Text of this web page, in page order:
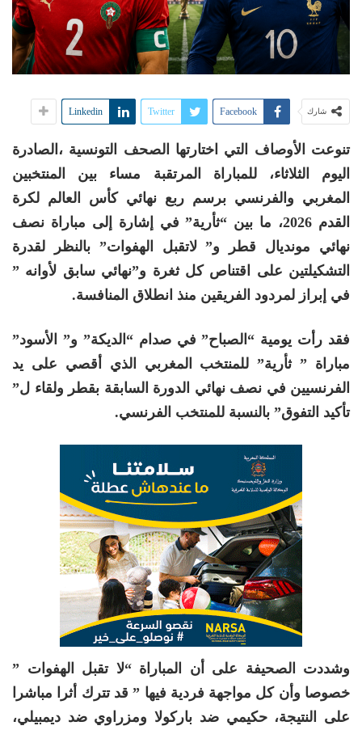
شارك Facebook
Twitter
Linkedin
تنوعت الأوصاف التي اختارتها الصحف التونسية ،الصادرة
اليوم الثلاثاء، للمباراة المرتقبة مساء بين المنتخبين
المغربي والفرنسي برسم ربع نهائي كأس العالم لكرة
القدم 2026، ما بين “ثأرية” في إشارة إلى مباراة نصف
نهائي مونديال قطر و” لاتقبل الهفوات” بالنظر لقدرة
التشكيلتين على اقتناص كل ثغرة و”نهائي سابق لأوانه ”
في إبراز لمردود الفريقين منذ انطلاق المنافسة.
فقد رأت يومية “الصباح” في صدام “الديكة” و” الأسود”
مباراة ” ثأرية” للمنتخب المغربي الذي أقصي على يد
الفرنسيين في نصف نهائي الدورة السابقة بقطر ولقاء ل”
تأكيد التفوق” بالنسبة للمنتخب الفرنسي.
وشددت الصحيفة على أن المباراة “لا تقبل الهفوات ”
خصوصا وأن كل مواجهة فردية فيها ” قد تترك أثرا مباشرا
على النتيجة، حكيمي ضد باركولا ومزراوي ضد ديمبيلي،